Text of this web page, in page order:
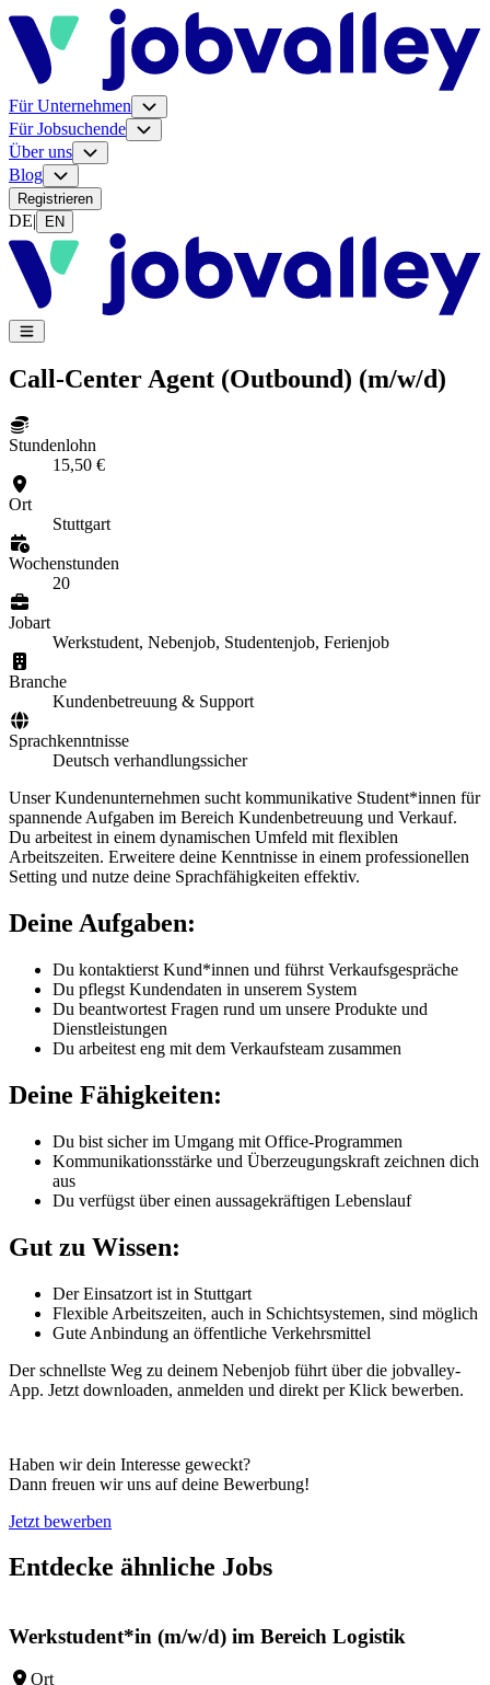
Für Unternehmen
Für Jobsuchende
Über uns
Blog
Registrieren
DE| EN
Call-Center Agent (Outbound) (m/w/d)
Stundenlohn
15,50 €
Ort
Stuttgart
Wochenstunden
20
Jobart
Werkstudent, Nebenjob, Studentenjob, Ferienjob
Branche
Kundenbetreuung & Support
Sprachkenntnisse
Deutsch verhandlungssicher
Unser Kundenunternehmen sucht kommunikative Student*innen für
spannende Aufgaben im Bereich Kundenbetreuung und Verkauf.
Du arbeitest in einem dynamischen Umfeld mit flexiblen
Arbeitszeiten. Erweitere deine Kenntnisse in einem professionellen
Setting und nutze deine Sprachfähigkeiten effektiv.
Deine Aufgaben:
Du kontaktierst Kund*innen und führst Verkaufsgespräche
Du pflegst Kundendaten in unserem System
Du beantwortest Fragen rund um unsere Produkte und
Dienstleistungen
Du arbeitest eng mit dem Verkaufsteam zusammen
Deine Fähigkeiten:
Du bist sicher im Umgang mit Office-Programmen
Kommunikationsstärke und Überzeugungskraft zeichnen dich
aus
Du verfügst über einen aussagekräftigen Lebenslauf
Gut zu Wissen:
Der Einsatzort ist in Stuttgart
Flexible Arbeitszeiten, auch in Schichtsystemen, sind möglich
Gute Anbindung an öffentliche Verkehrsmittel
Der schnellste Weg zu deinem Nebenjob führt über die jobvalley-
App. Jetzt downloaden, anmelden und direkt per Klick bewerben.
Haben wir dein Interesse geweckt?
Dann freuen wir uns auf deine Bewerbung!
Jetzt bewerben
Entdecke ähnliche Jobs
Werkstudent*in (m/w/d) im Bereich Logistik
Ort